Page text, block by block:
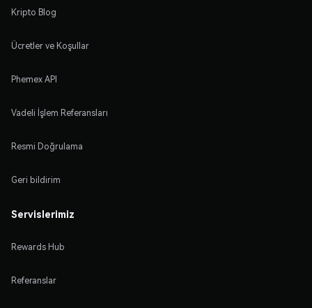
Kripto Blog
Ücretler ve Koşullar
Phemex API
Vadeli İşlem Referansları
Resmi Doğrulama
Geri bildirim
Servislerimiz
Rewards Hub
Referanslar